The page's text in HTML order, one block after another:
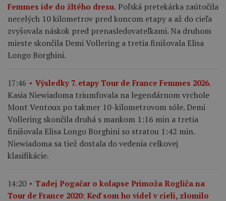
Femmes ide do žltého dresu. Poľská pretekárka zaútočila
necelých 10 kilometrov pred koncom etapy a až do cieľa
zvyšovala náskok pred prenasledovateľkami. Na druhom
mieste skončila Demi Vollering a tretia finišovala Elisa
Longo Borghini.
17:46 Výsledky 7. etapy Tour de France Femmes 2026.
Kasia Niewiadoma triumfovala na legendárnom vrchole
Mont Ventoux po takmer 10-kilometrovom sóle. Demi
Vollering skončila druhá s mankom 1:16 min a tretia
finišovala Elisa Longo Borghini so stratou 1:42 min.
Niewiadoma sa tiež dostala do vedenia celkovej
klasifikácie.
14:20
Tadej Pogačar o kolapse Primoža Rogliča na
Tour de France 2020: Keď som ho videl v cieli, zlomilo